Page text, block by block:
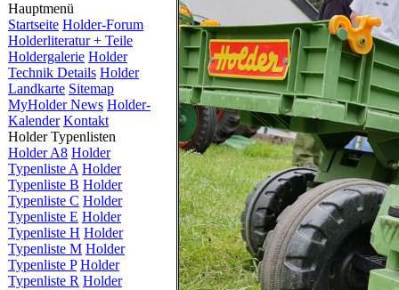
Hauptmenü
Startseite Holder-Forum
Holderliteratur + Teile
Holdergalerie Holder
Technik Details Holder
Landkarte Sitemap
MyHolder News Holder-
Kalender Kontakt
Holder Typenlisten
Holder A8 Holder
Typenliste A Holder
Typenliste B Holder
Typenliste C Holder
Typenliste E Holder
Typenliste H Holder
Typenliste M Holder
Typenliste P Holder
Typenliste R Holder